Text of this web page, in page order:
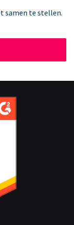
samen te stellen.